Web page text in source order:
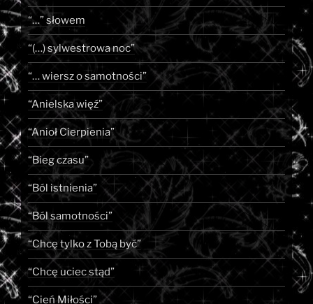
“…” słowem
“(…) sylwestrowa noc”
“… wiersz o samotności”
“Anielska więź”
“Anioł Cierpienia”
“Bieg czasu”
“Ból istnienia”
“Ból samotności”
“Chcę tylko z Tobą być”
“Chcę uciec stąd”
“Cień Miłości”